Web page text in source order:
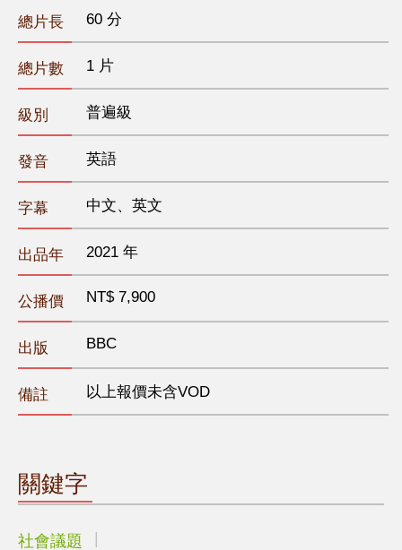
總片長 60 分
總片數 1 片
級別 普遍級
發音 英語
字幕 中文、英文
出品年 2021 年
公播價 NT$ 7,900
出版 BBC
備註 以上報價未含VOD
關鍵字
社會議題